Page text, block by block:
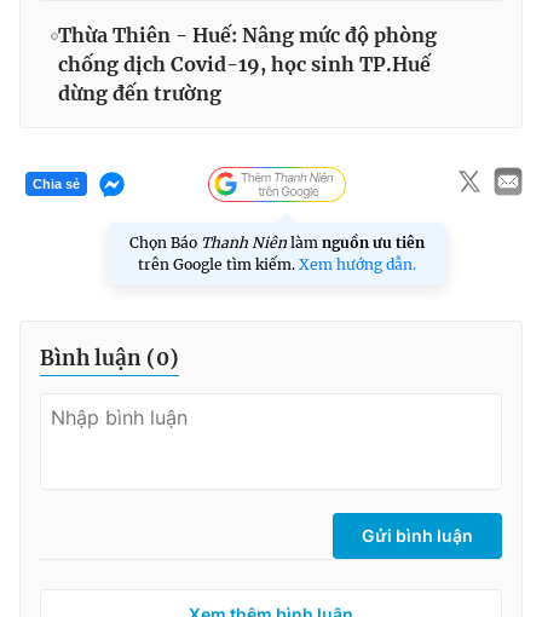
Thừa Thiên - Huế: Nâng mức độ phòng
chống dịch Covid-19, học sinh TP.Huế
dừng đến trường
Chia sẻ
Chọn Báo Thanh Niên làm nguồn ưu tiên
trên Google tìm kiếm. Xem hướng dẫn.
Bình luận (0)
Gửi bình luận